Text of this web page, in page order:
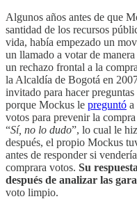
Algunos años antes de que
santidad de los recursos
vida, había empezado un
un llamado a votar de
un rechazo frontal a la
la Alcaldía de Bogotá en
invitado para hacer
porque Mockus le preguntó a
votos para prevenir la
“Sí, no lo dudo”, lo cual le
después, el propio Mockus
antes de responder si
comprara votos. Su
después de analizar las
voto limpio.